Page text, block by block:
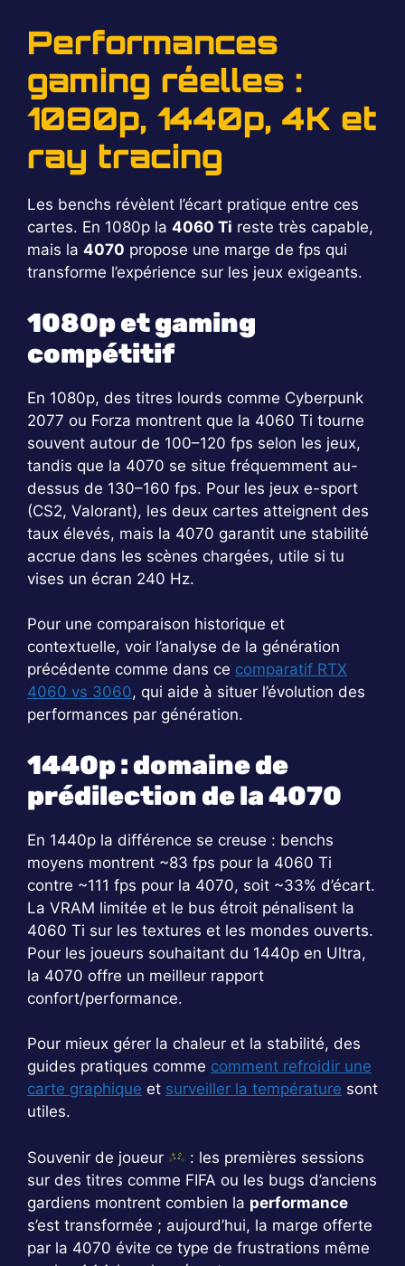
Performances
gaming réelles :
1080p, 1440p, 4K et
ray tracing
Les benchs révèlent l’écart pratique entre ces
cartes. En 1080p la 4060 Ti reste très capable,
mais la 4070 propose une marge de fps qui
transforme l’expérience sur les jeux exigeants.
1080p et gaming
compétitif
En 1080p, des titres lourds comme Cyberpunk
2077 ou Forza montrent que la 4060 Ti tourne
souvent autour de 100–120 fps selon les jeux,
tandis que la 4070 se situe fréquemment au-
dessus de 130–160 fps. Pour les jeux e-sport
(CS2, Valorant), les deux cartes atteignent des
taux élevés, mais la 4070 garantit une stabilité
accrue dans les scènes chargées, utile si tu
vises un écran 240 Hz.
Pour une comparaison historique et
contextuelle, voir l’analyse de la génération
précédente comme dans ce comparatif RTX
4060 vs 3060, qui aide à situer l’évolution des
performances par génération.
1440p : domaine de
prédilection de la 4070
En 1440p la différence se creuse : benchs
moyens montrent ~83 fps pour la 4060 Ti
contre ~111 fps pour la 4070, soit ~33% d’écart.
La VRAM limitée et le bus étroit pénalisent la
4060 Ti sur les textures et les mondes ouverts.
Pour les joueurs souhaitant du 1440p en Ultra,
la 4070 offre un meilleur rapport
confort/performance.
Pour mieux gérer la chaleur et la stabilité, des
guides pratiques comme comment refroidir une
carte graphique et surveiller la température sont
utiles.
Souvenir de joueur
: les premières sessions
sur des titres comme FIFA ou les bugs d’anciens
gardiens montrent combien la performance
s’est transformée ; aujourd’hui, la marge offerte
par la 4070 évite ce type de frustrations même